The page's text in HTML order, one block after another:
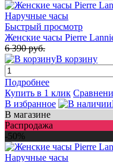
Быстрый просмотр
Женские часы Pierre
6 390 руб.
В корзину
Подробнее
Купить в 1 клик
В избранное
В магазине
Распродажа
-50%